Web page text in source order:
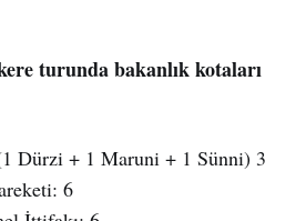
turunda bakanlık kotaları
Dürzi + 1 Maruni + 1 Sünni) 3
6